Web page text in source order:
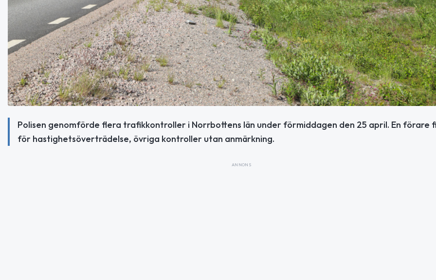
Polisen genomförde flera trafikkontroller i Norrbottens län under förmiddagen den 25 april. En förare
för hastighetsöverträdelse, övriga kontroller utan anmärkning.
ANNONS